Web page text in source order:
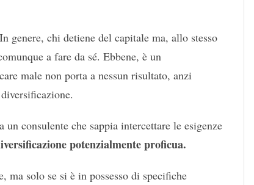
genere, chi detiene del capitale ma, allo stesso
a fare da sé. Ebbene, è un
male non porta a nessun risultato, anzi
consulente che sappia intercettare le esigenze
potenzialmente proficua.
ma solo se si è in possesso di specifiche